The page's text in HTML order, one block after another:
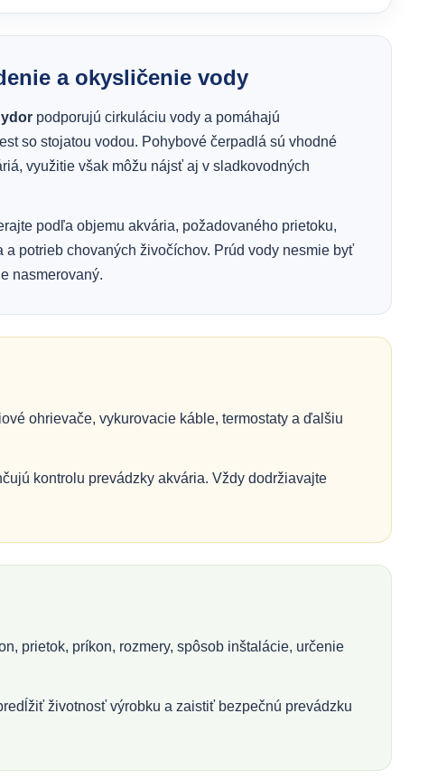
a okysličenie vody
podporujú cirkuláciu vody a pomáhajú
so stojatou vodou. Pohybové čerpadlá sú vhodné
využitie však môžu nájsť aj v sladkovodných
podľa objemu akvária, požadovaného prietoku,
a potrieb chovaných živočíchov. Prúd vody nesmie byť
nasmerovaný.
ohrievače, vykurovacie káble, termostaty a ďalšiu
kontrolu prevádzky akvária. Vždy dodržiavajte
prietok, príkon, rozmery, spôsob inštalácie, určenie
životnosť výrobku a zaistiť bezpečnú prevádzku